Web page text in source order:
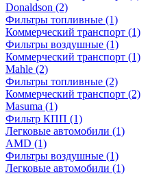
Donaldson (2)
Фильтры топливные (1)
Коммерческий транспорт (1)
Фильтры воздушные (1)
Коммерческий транспорт (1)
Mahle (2)
Фильтры топливные (2)
Коммерческий транспорт (2)
Masuma (1)
Фильтр КПП (1)
Легковые автомобили (1)
AMD (1)
Фильтры воздушные (1)
Легковые автомобили (1)